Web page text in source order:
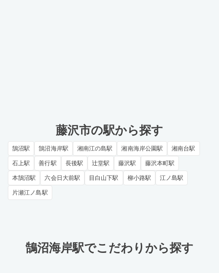
藤沢市の駅から探す
鵠沼駅 鵠沼海岸駅 湘南江の島駅 湘南海岸公園駅 湘南台駅
石上駅 善行駅 長後駅 辻堂駅 藤沢駅 藤沢本町駅
本鵠沼駅 六会日大前駅 目白山下駅 柳小路駅 江ノ島駅
片瀬江ノ島駅
鵠沼海岸駅でこだわりから探す